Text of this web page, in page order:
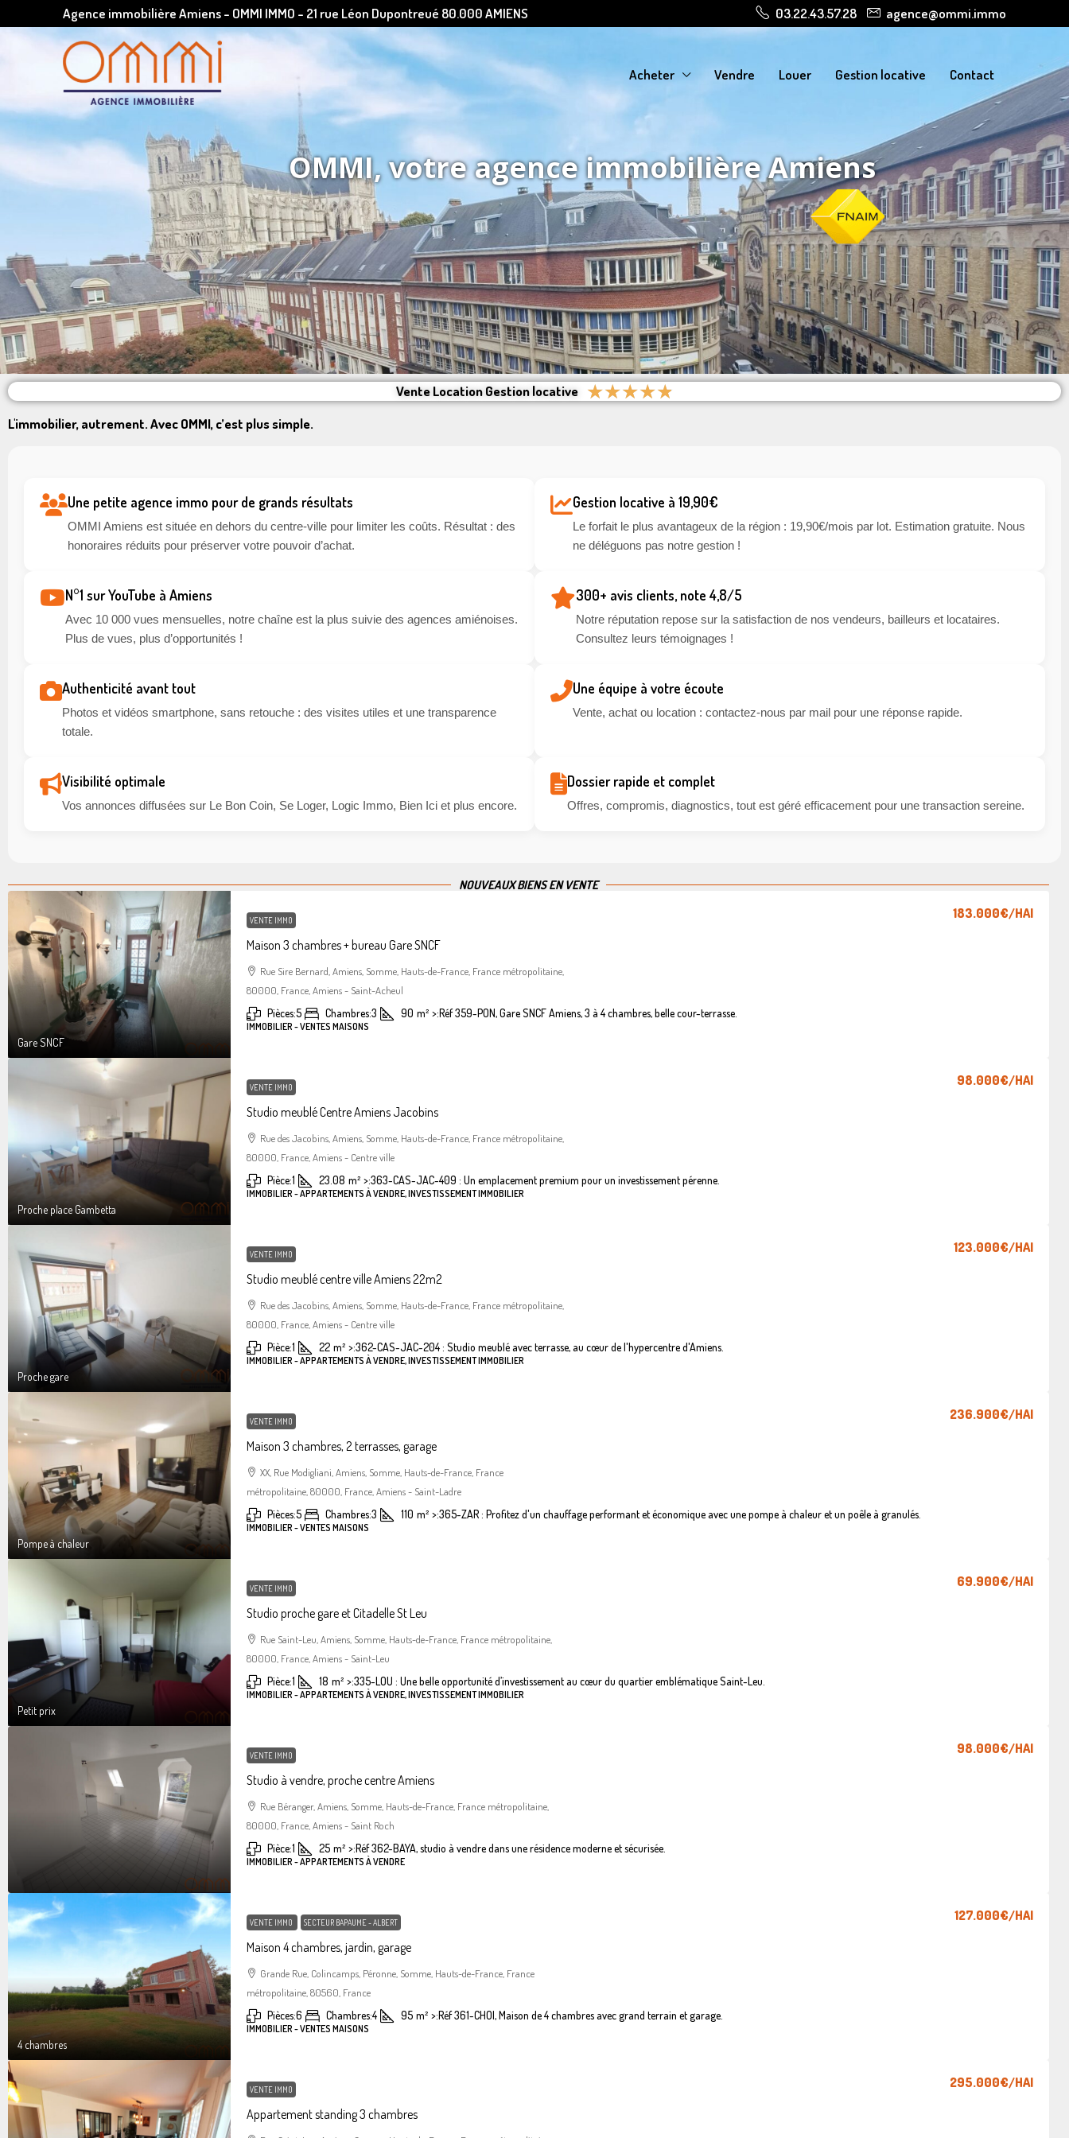
Agence immobilière Amiens - OMMI IMMO - 21 rue Léon Dupontreué 80.000 AMIENS 03.22.43.57.28 agence@ommi.immo
Acheter Vendre Louer Gestion locative Contact
OMMI, votre agence immobilière Amiens
Vente Location Gestion locative ★★★★★
L'immobilier, autrement. Avec OMMI, c’est plus simple.
Une petite agence immo pour de grands résultats
OMMI Amiens est située en dehors du centre-ville pour limiter les coûts. Résultat : des
honoraires réduits pour préserver votre pouvoir d’achat.
Gestion locative à 19,90€
Le forfait le plus avantageux de la région : 19,90€/mois par lot. Estimation gratuite. Nous
ne déléguons pas notre gestion !
N°1 sur YouTube à Amiens
Avec 10 000 vues mensuelles, notre chaîne est la plus suivie des agences amiénoises.
Plus de vues, plus d’opportunités !
300+ avis clients, note 4,8/5
Notre réputation repose sur la satisfaction de nos vendeurs, bailleurs et locataires.
Consultez leurs témoignages !
Authenticité avant tout
Photos et vidéos smartphone, sans retouche : des visites utiles et une transparence
totale.
Une équipe à votre écoute
Vente, achat ou location : contactez-nous par mail pour une réponse rapide.
Visibilité optimale
Vos annonces diffusées sur Le Bon Coin, Se Loger, Logic Immo, Bien Ici et plus encore.
Dossier rapide et complet
Offres, compromis, diagnostics, tout est géré efficacement pour une transaction sereine.
NOUVEAUX BIENS EN VENTE
Gare SNCF
VENTE IMMO
Maison 3 chambres + bureau Gare SNCF
183.000€/HAI
Rue Sire Bernard, Amiens, Somme, Hauts-de-France, France métropolitaine,
80000, France, Amiens - Saint-Acheul
Pièces:5 Chambres:3 90 m² >:Réf 359-PON, Gare SNCF Amiens, 3 à 4 chambres, belle cour-terrasse.
IMMOBILIER - VENTES MAISONS
Proche place Gambetta
VENTE IMMO
Studio meublé Centre Amiens Jacobins
98.000€/HAI
Rue des Jacobins, Amiens, Somme, Hauts-de-France, France métropolitaine,
80000, France, Amiens - Centre ville
Pièce:1 23.08 m² >:363-CAS-JAC-409 : Un emplacement premium pour un investissement pérenne.
IMMOBILIER - APPARTEMENTS À VENDRE, INVESTISSEMENT IMMOBILIER
Proche gare
VENTE IMMO
Studio meublé centre ville Amiens 22m2
123.000€/HAI
Rue des Jacobins, Amiens, Somme, Hauts-de-France, France métropolitaine,
80000, France, Amiens - Centre ville
Pièce:1 22 m² >:362-CAS-JAC-204 : Studio meublé avec terrasse, au cœur de l'hypercentre d'Amiens.
IMMOBILIER - APPARTEMENTS À VENDRE, INVESTISSEMENT IMMOBILIER
Pompe à chaleur
VENTE IMMO
Maison 3 chambres, 2 terrasses, garage
236.900€/HAI
XX, Rue Modigliani, Amiens, Somme, Hauts-de-France, France
métropolitaine, 80000, France, Amiens - Saint-Ladre
Pièces:5 Chambres:3 110 m² >:365-ZAR : Profitez d'un chauffage performant et économique avec une pompe à chaleur et un poêle à granulés.
IMMOBILIER - VENTES MAISONS
Petit prix
VENTE IMMO
Studio proche gare et Citadelle St Leu
69.900€/HAI
Rue Saint-Leu, Amiens, Somme, Hauts-de-France, France métropolitaine,
80000, France, Amiens - Saint-Leu
Pièce:1 18 m² >:335-LOU : Une belle opportunité d’investissement au cœur du quartier emblématique Saint-Leu.
IMMOBILIER - APPARTEMENTS À VENDRE, INVESTISSEMENT IMMOBILIER
VENTE IMMO
Studio à vendre, proche centre Amiens
98.000€/HAI
Rue Béranger, Amiens, Somme, Hauts-de-France, France métropolitaine,
80000, France, Amiens - Saint Roch
Pièce:1 25 m² >:Réf 362-BAYA, studio à vendre dans une résidence moderne et sécurisée.
IMMOBILIER - APPARTEMENTS À VENDRE
4 chambres
VENTE IMMO SECTEUR BAPAUME - ALBERT
Maison 4 chambres, jardin, garage
127.000€/HAI
Grande Rue, Colincamps, Péronne, Somme, Hauts-de-France, France
métropolitaine, 80560, France
Pièces:6 Chambres:4 95 m² >:Réf 361-CHOI, Maison de 4 chambres avec grand terrain et garage.
IMMOBILIER - VENTES MAISONS
VENTE IMMO
Appartement standing 3 chambres
295.000€/HAI